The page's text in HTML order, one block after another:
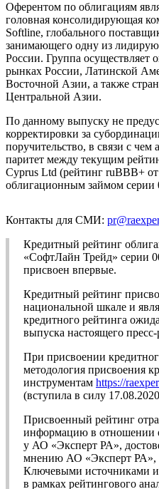
Оферентом по облигациям
головная консолидирующая
Softline, глобального
занимающего одну из
России. Группа осуществляет
рынках России, Латинской
Восточной Азии, а также
Центральной Азии.
По данному выпуску не
корректировки за
поручительство, в связи с чем
паритет между текущим
Cyprus Ltd (рейтинг ruBBB+
облигационным займом серии
Контакты для СМИ:
Кредитный рейтинг
«СофтЛайн Трейд» серии
присвоен впервые.
Кредитный рейтинг
национальной шкале и
кредитного рейтинга
выпуска настоящего пресс-
При присвоении
методология присвоения
инструментам https://
(вступила в силу
Присвоенный рейтинг
информацию в отношении
у АО «Эксперт РА»,
мнению АО «Эксперт РА»,
Ключевыми источниками
в рамках рейтингового